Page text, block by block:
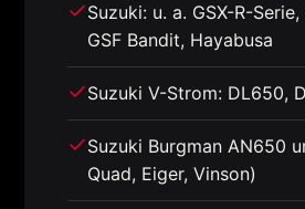
Suzuki: u. a. GSX-R-
GSF Bandit, Hayabusa
Suzuki V-Strom: DL650,
Suzuki Burgman AN650
Quad, Eiger, Vinson)